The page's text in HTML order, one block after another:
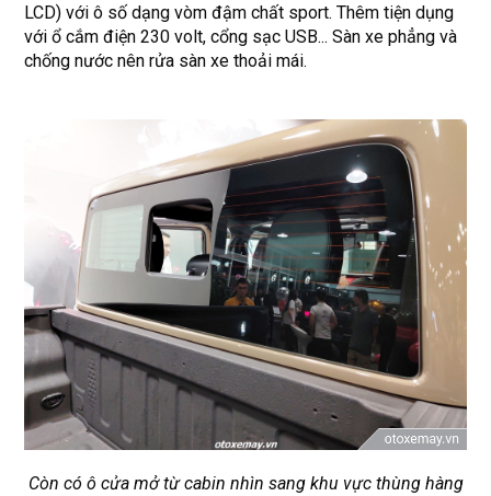
LCD) với ô số dạng vòm đậm chất sport. Thêm tiện dụng
với ổ cắm điện 230 volt, cổng sạc USB... Sàn xe phẳng và
chống nước nên rửa sàn xe thoải mái.
Còn có ô cửa mở từ cabin nhìn sang khu vực thùng hàng